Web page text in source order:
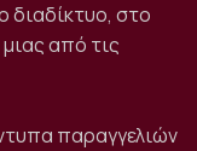
στο
από τις
παραγγελιών